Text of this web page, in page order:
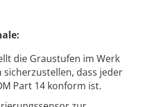
die Graustufen im Werk
dass jeder
Part 14 konform ist.